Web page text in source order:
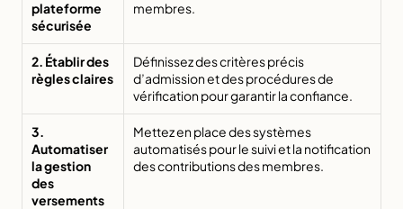
plateforme
sécurisée
membres.
2. Établir des
règles claires
Définissez des critères précis
d’admission et des procédures de
vérification pour garantir la confiance.
3.
Automatiser
la gestion
des
versements
Mettez en place des systèmes
automatisés pour le suivi et la notification
des contributions des membres.